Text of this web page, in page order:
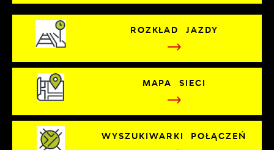
ROZKŁAD JAZDY
MAPA SIECI
WYSZUKIWARKI POŁĄCZEŃ